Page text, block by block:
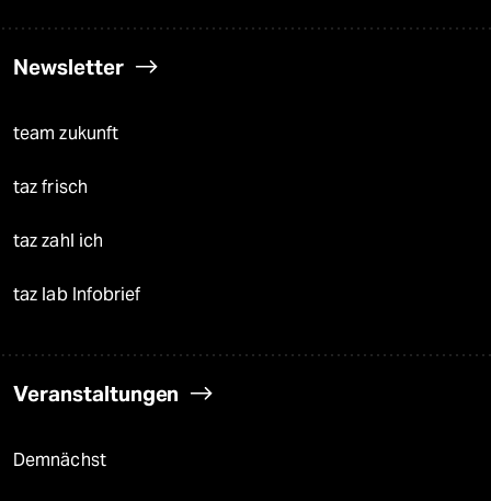
Newsletter
team zukunft
taz frisch
taz zahl ich
taz lab Infobrief
Veranstaltungen
Demnächst